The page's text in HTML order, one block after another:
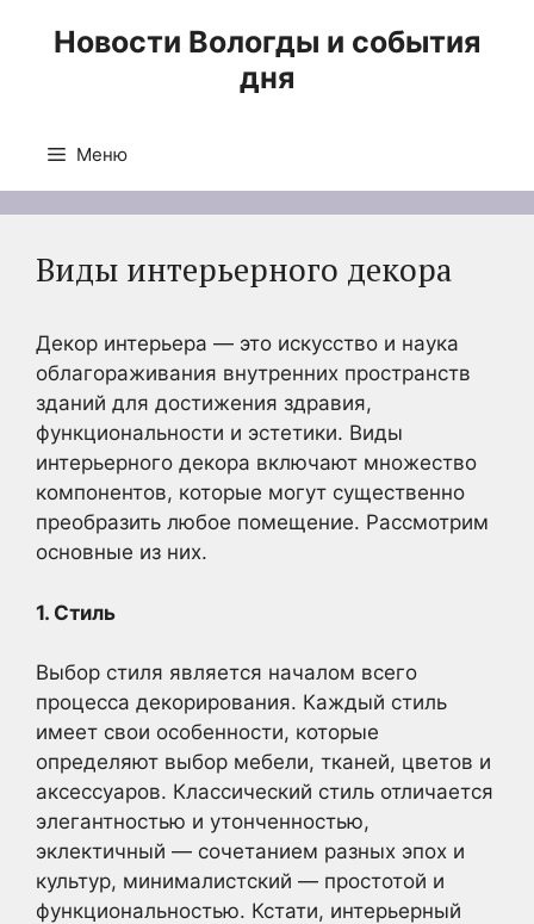
Новости Вологды и события
дня
Меню
Виды интерьерного декора
Декор интерьера — это искусство и наука
облагораживания внутренних пространств
зданий для достижения здравия,
функциональности и эстетики. Виды
интерьерного декора включают множество
компонентов, которые могут существенно
преобразить любое помещение. Рассмотрим
основные из них.
1. Стиль
Выбор стиля является началом всего
процесса декорирования. Каждый стиль
имеет свои особенности, которые
определяют выбор мебели, тканей, цветов и
аксессуаров. Классический стиль отличается
элегантностью и утонченностью,
эклектичный — сочетанием разных эпох и
культур, минималистский — простотой и
функциональностью. Кстати, интерьерный